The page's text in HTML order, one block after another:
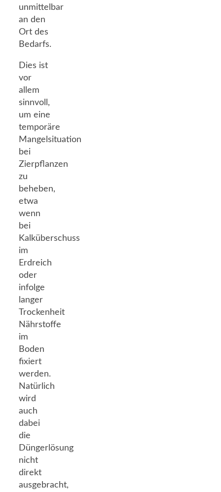
unmittelbar
an den
Ort des
Bedarfs.
Dies ist
vor
allem
sinnvoll,
um eine
temporäre
Mangelsituation
bei
Zierpflanzen
zu
beheben,
etwa
wenn
bei
Kalküberschuss
im
Erdreich
oder
infolge
langer
Trockenheit
Nährstoffe
im
Boden
fixiert
werden.
Natürlich
wird
auch
dabei
die
Düngerlösung
nicht
direkt
ausgebracht,